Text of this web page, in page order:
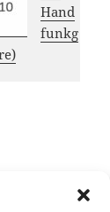
Hand
funkg